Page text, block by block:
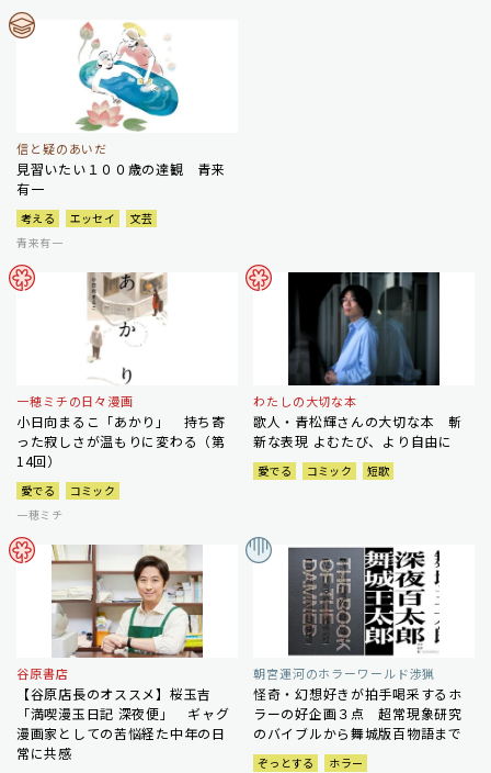
信と疑のあいだ
見習いたい１００歳の達観 青来
有一
考える エッセイ
文芸
青来有一
一穂ミチの日々漫画
小日向まるこ「あかり」 持ち寄
った寂しさが温もりに変わる（第
14回）
愛でる
コミック
一穂ミチ
わたしの大切な本
歌人・青松輝さんの大切な本 斬
新な表現 よむたび、より自由に
愛でる コミック 短歌
谷原書店
【谷原店長のオススメ】桜玉吉
「満喫漫玉日記 深夜便」 ギャグ
漫画家としての苦悩経た中年の日
常に共感
朝宮運河のホラーワールド渉猟
怪奇・幻想好きが拍手喝采するホ
ラーの好企画３点 超常現象研究
のバイブルから舞城版百物語まで
ぞっとする
ホラー